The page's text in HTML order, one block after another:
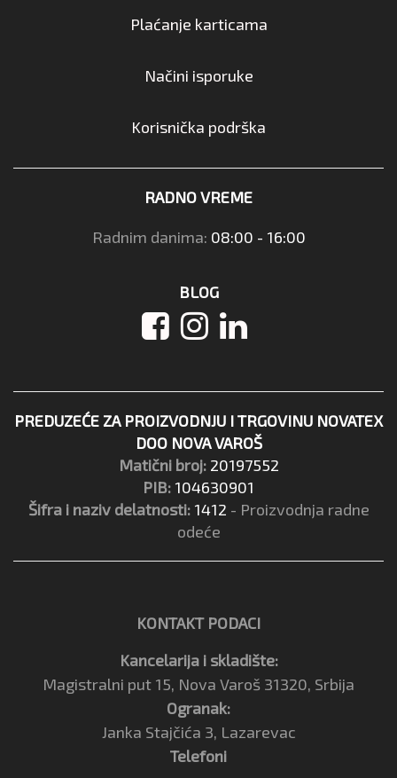
Plaćanje karticama
Načini isporuke
Korisnička podrška
RADNO VREME
Radnim danima: 08:00 - 16:00
BLOG
PREDUZEĆE ZA PROIZVODNJU I TRGOVINU NOVATEX
DOO NOVA VAROŠ
Matični broj: 20197552
PIB: 104630901
Šifra i naziv delatnosti: 1412 - Proizvodnja radne
odeće
KONTAKT PODACI
Kancelarija i skladište:
Magistralni put 15, Nova Varoš 31320, Srbija
Ogranak:
Janka Stajčića 3, Lazarevac
Telefoni